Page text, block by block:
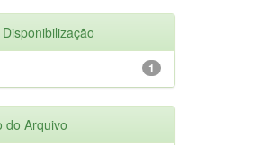
1
do Arquivo